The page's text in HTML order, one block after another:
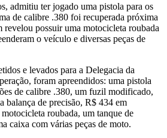
admitiu ter jogado uma pistola para os
de calibre .380 foi recuperada próxima
revelou possuir uma motocicleta roubada
o veículo e diversas peças de
e levados para a Delegacia da
foram apreendidos: uma pistola
de calibre .380, um fuzil modificado,
balança de precisão, R$ 434 em
roubada, um tanque de
caixa com várias peças de moto.